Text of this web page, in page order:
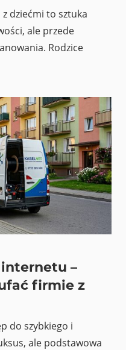
dziećmi to sztuka
ale przede
Rodzice
–
firmie z
do szybkiego i
ale podstawowa